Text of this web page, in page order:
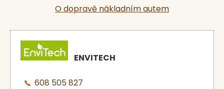
O dopravě nákladním autem
ENVITECH
608 505 827